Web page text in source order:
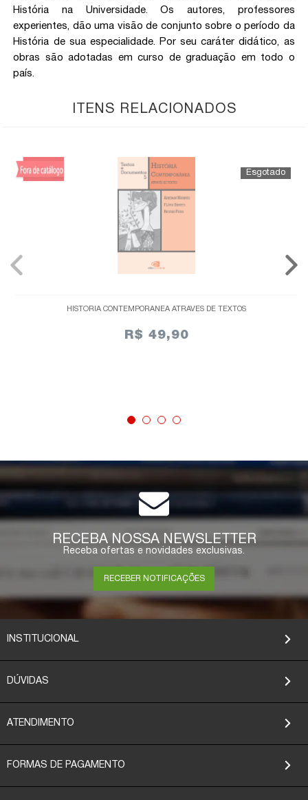
História na Universidade. Os autores, professores
experientes, dão uma visão de conjunto sobre o período da
História de sua especialidade. Por seu caráter didático, as
obras são adotadas em curso de graduação em todo o
país.
ITENS RELACIONADOS
HISTÓRIA CONTEMPORÂNEA ATRAVÉS DE TEXTOS
R$ 49,90
ESGOTADO
RECEBA NOSSA NEWSLETTER
Receba ofertas e novidades exclusivas.
RECEBER NOTIFICAÇÕES
INSTITUCIONAL
DÚVIDAS
ATENDIMENTO
FORMAS DE PAGAMENTO